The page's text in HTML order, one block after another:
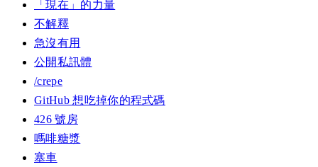
「現在」的力量
不解釋
急沒有用
公開私訊體
/crepe
GitHub 想吃掉你的程式碼
426 號房
嗎啡糖漿
塞車